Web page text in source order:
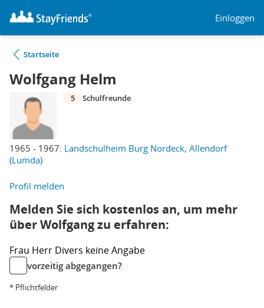
Einloggen
Startseite
Wolfgang Helm
1965 - 1967: Landschulheim Burg Nordeck, Allendorf
(Lumda)
5 Schulfreunde
Profil melden
Melden Sie sich kostenlos an, um mehr
über Wolfgang zu erfahren:
Frau Herr Divers keine Angabe
vorzeitig abgegangen?
* Pflichtfelder